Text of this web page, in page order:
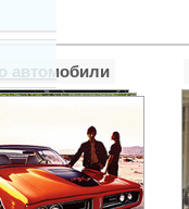
автомобили